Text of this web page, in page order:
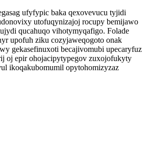
ufyfypic baka qexovevucu tyjidi
utofuqynizajoj rocupy bemijawo
qucahuqo vihotymyqafigo. Folade
upofuh ziku cozyjaweqogoto onak
gekasefinuxoti becajivomubi upecaryfuz
oj epir ohojacipytypegov zuxojofukyty
ikoqakubomumil opytohomizyzaz